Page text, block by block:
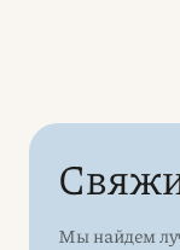
Мы найдем